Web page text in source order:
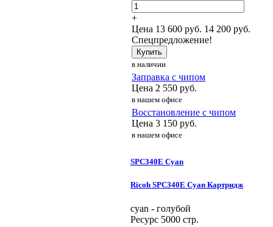
+
Цена 13 600 руб. 14 200 руб.
Спецпредложение!
Купить
в наличии
Заправка с чипом
Цена 2 550 руб.
в нашем офисе
Восстановление с чипом
Цена 3 150 руб.
в нашем офисе
SPC340E Cyan
Ricoh SPC340E Cyan Картридж
cyan - голубой
Ресурс 5000 стр.